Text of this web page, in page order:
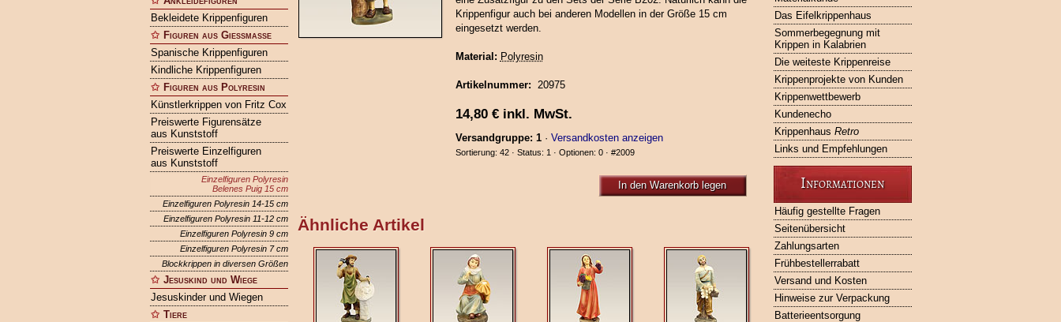
Bekleidete Krippenfiguren
Figuren aus Gießmasse
Spanische Krippenfiguren
Kindliche Krippenfiguren
Figuren aus Polyresin
Künstlerkrippen von Fritz Cox
Preiswerte Figurensätze
aus Kunststoff
Preiswerte Einzelfiguren
aus Kunststoff
Einzelfiguren Polyresin
Belenes Puig 15 cm
Einzelfiguren Polyresin 14-15 cm
Einzelfiguren Polyresin 11-12 cm
Einzelfiguren Polyresin 9 cm
Einzelfiguren Polyresin 7 cm
Blockkrippen in diversen Größen
Jesuskind und Wiege
Jesuskinder und Wiegen
Tiere
Das Eifelkrippenhaus
Sommerbegegnung mit
Krippen in Kalabrien
Die weiteste Krippenreise
Krippenprojekte von Kunden
Krippenwettbewerb
Kundenecho
Krippenhaus Retro
Links und Empfehlungen
Informationen
Häufig gestellte Fragen
Seitenübersicht
Zahlungsarten
Frühbestellerrabatt
Versand und Kosten
Hinweise zur Verpackung
Batterieentsorgung
Krippenfigur auch bei anderen Modellen in der Größe 15 cm
eingesetzt werden.
Material: Polyresin
Artikelnummer: 20975
14,80 €inkl. MwSt.
Versandgruppe: 1· Versandkosten anzeigen
Sortierung: 42 · Status: 1 · Optionen: 0 · #2009
In den Warenkorb legen
Ähnliche Artikel